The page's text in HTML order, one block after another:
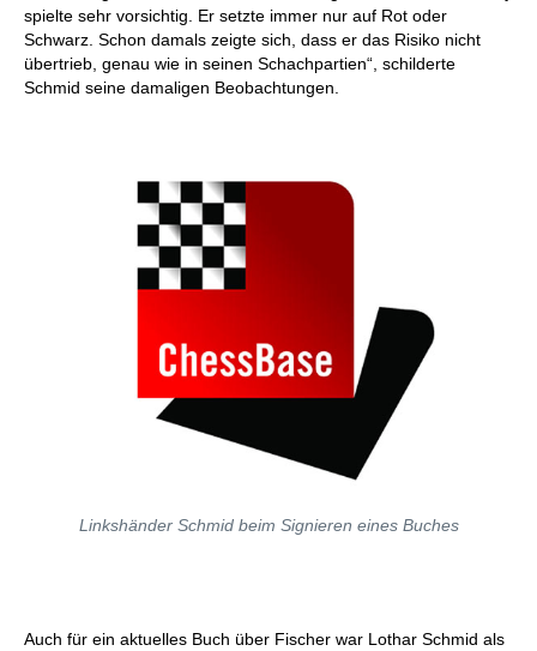
spielte sehr vorsichtig. Er setzte immer nur auf Rot oder
Schwarz. Schon damals zeigte sich, dass er das Risiko nicht
übertrieb, genau wie in seinen Schachpartien“, schilderte
Schmid seine damaligen Beobachtungen.
Linkshänder Schmid beim Signieren eines Buches
Auch für ein aktuelles Buch über Fischer war Lothar Schmid als